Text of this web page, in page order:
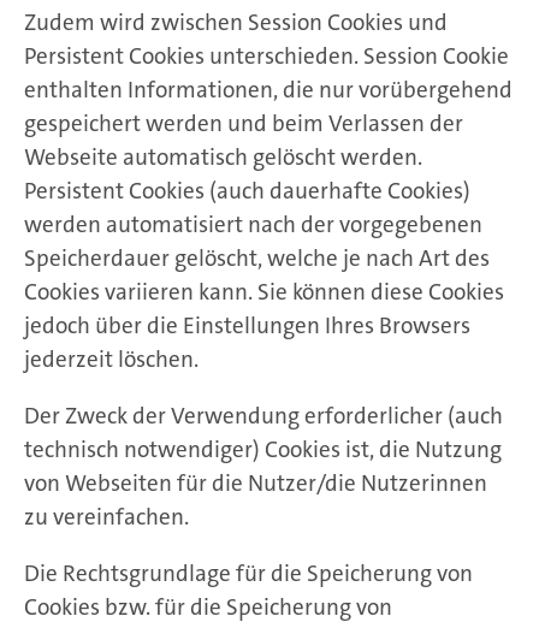
Zudem wird zwischen Session Cookies und
Persistent Cookies unterschieden. Session Cookie
enthalten Informationen, die nur vorübergehend
gespeichert werden und beim Verlassen der
Webseite automatisch gelöscht werden.
Persistent Cookies (auch dauerhafte Cookies)
werden automatisiert nach der vorgegebenen
Speicherdauer gelöscht, welche je nach Art des
Cookies variieren kann. Sie können diese Cookies
jedoch über die Einstellungen Ihres Browsers
jederzeit löschen.
Der Zweck der Verwendung erforderlicher (auch
technisch notwendiger) Cookies ist, die Nutzung
von Webseiten für die Nutzer/die Nutzerinnen
zu vereinfachen.
Die Rechtsgrundlage für die Speicherung von
Cookies bzw. für die Speicherung von